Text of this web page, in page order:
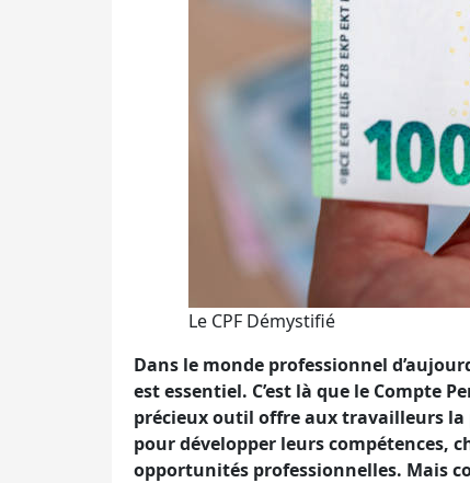
Le CPF Démystifié
Dans le monde professionnel
est essentiel. C’est là que le Compte
précieux outil offre aux travailleurs la
pour développer leurs compétences,
opportunités professionnelles. Mais